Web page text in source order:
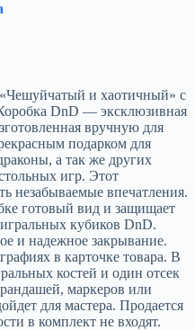
и хаотичный» с
DnD — эксклюзивная
вручную для
подарком для
а так же других
игр. Этот
незабываемые впечатления.
готовый вид и защищает
кубиков DnD.
и надежное закрывание.
в карточке товара. В
костей и один отсек
маркеров или
для мастера. Продается
в комплект не входят.